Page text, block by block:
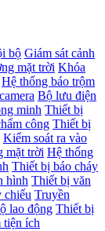
bộ Giám sát cảnh
mặt trời Khóa
Hệ thống báo trộm
Bộ lưu điện
minh Thiết bị
công Thiết bị
Kiểm soát ra vào
mặt trời Hệ thống
Thiết bị báo cháy
hình Thiết bị văn
chiếu Truyền
lao động Thiết bị
tiện ích